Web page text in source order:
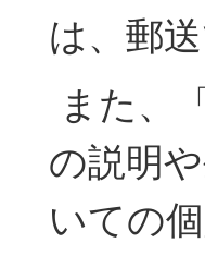
は、郵
また、
の説明
いての